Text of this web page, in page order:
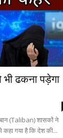
ढकना पड़ेगा
(Taliban) शासकों ने
कहा गया है कि देश की...